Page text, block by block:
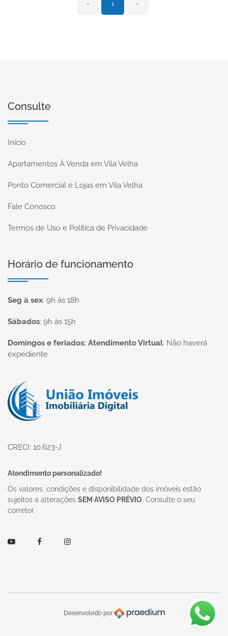
‹ 1 ›
Consulte
Início
Apartamentos À Venda em Vila Velha
Ponto Comercial e Lojas em Vila Velha
Fale Conosco
Termos de Uso e Política de Privacidade
Horário de funcionamento
Seg à sex: 9h às 18h
Sábados: 9h às 15h
Domingos e feriados: Atendimento Virtual: Não haverá
expediente
Página inicial
CRECI: 10.623-J
Atendimento personalizado!
Os valores, condições e disponibilidade dos imóveis estão
sujeitos a alterações SEM AVISO PRÉVIO. Consulte o seu
corretor.
Youtube FacebookInstagram
Desenvolvido por